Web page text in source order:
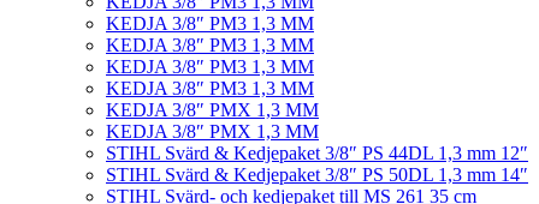
KEDJA 3/8″ PM3 1,3 MM
KEDJA 3/8″ PM3 1,3 MM
KEDJA 3/8″ PM3 1,3 MM
KEDJA 3/8″ PM3 1,3 MM
KEDJA 3/8″ PMX 1,3 MM
KEDJA 3/8″ PMX 1,3 MM
STIHL Svärd & Kedjepaket 3/8″ PS 44DL 1,3 mm 12″
STIHL Svärd & Kedjepaket 3/8″ PS 50DL 1,3 mm 14″
STIHL Svärd- och kedjepaket till MS 261 35 cm